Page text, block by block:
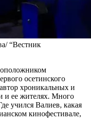
“Вестник
осетинского
хроникальных и
и ее жителях. Много
учился Валиев, какая
кинофестивале,